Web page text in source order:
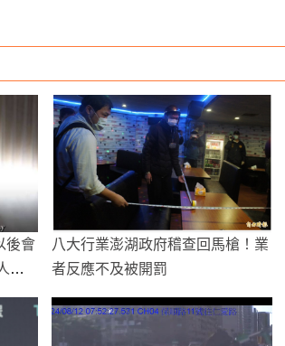
後會
經
八大行業澎湖政府稽查回馬槍！業
者反應不及被開罰